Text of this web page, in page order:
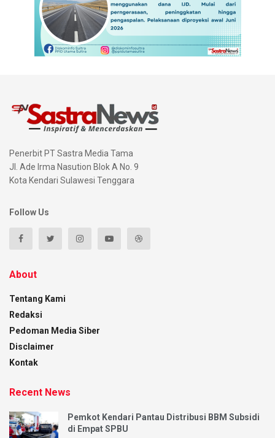
Penerbit PT Sastra Media Tama
Jl. Ade Irma Nasution Blok A No. 9
Kota Kendari Sulawesi Tenggara
Follow Us
About
Tentang Kami
Redaksi
Pedoman Media Siber
Disclaimer
Kontak
Recent News
Pemkot Kendari Pantau Distribusi BBM Subsidi
di Empat SPBU